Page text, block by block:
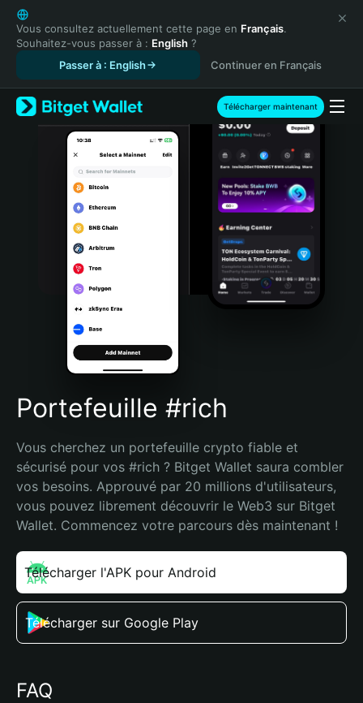
English
日本語
Tiếng Việt
Español (Latinoamérica)
Türkçe
Italiano
Português (Portugal)
Bahasa Indonesia
Português (Brasil)
Español (Argentina)
Vous consultez actuellement cette page en Français.
Souhaitez-vous passer à : English ?
Passer à : English
Continuer en Français
Télécharger maintenant
Portefeuille #rich
Vous cherchez un portefeuille crypto fiable et
sécurisé pour vos #rich ? Bitget Wallet saura combler
vos besoins. Approuvé par 20 millions d'utilisateurs,
vous pouvez librement découvrir le Web3 sur Bitget
Wallet. Commencez votre parcours dès maintenant !
Télécharger l'APK pour Android
Télécharger sur Google Play
FAQ